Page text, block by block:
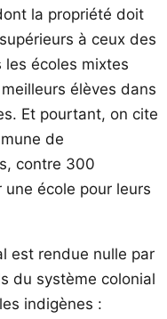
la propriété doit
à ceux des
les écoles mixtes
élèves dans
Et pourtant, on cite
de
contre 300
une école pour leurs
est rendue nulle par
du système colonial
indigènes :